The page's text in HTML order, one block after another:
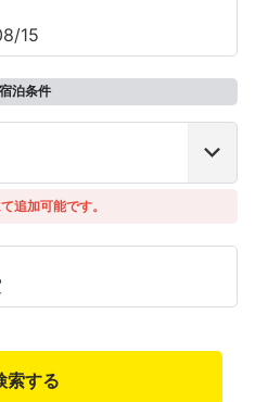
宿泊条件
追加可能です。
索する